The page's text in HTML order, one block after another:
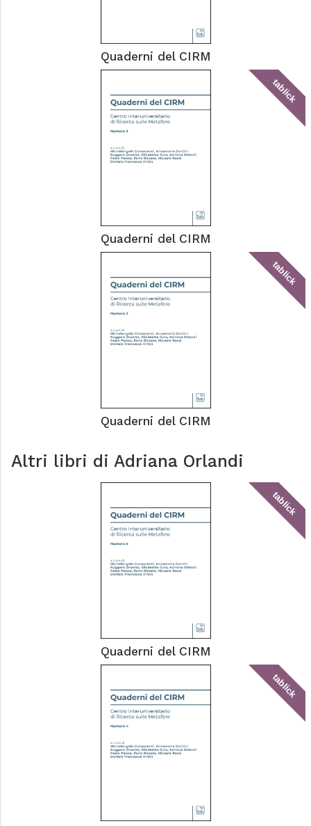
Quaderni del CIRM
tablick
Quaderni del CIRM
tablick
Quaderni del CIRM
Altri libri di Adriana Orlandi
tablick
Quaderni del CIRM
tablick